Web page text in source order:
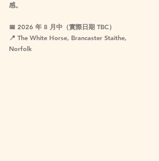
感。
📅 2026 年 8 月中（實際日期 TBC）
📍 The White Horse, Brancaster Staithe,
Norfolk